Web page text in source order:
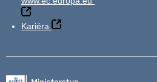
Kariéra